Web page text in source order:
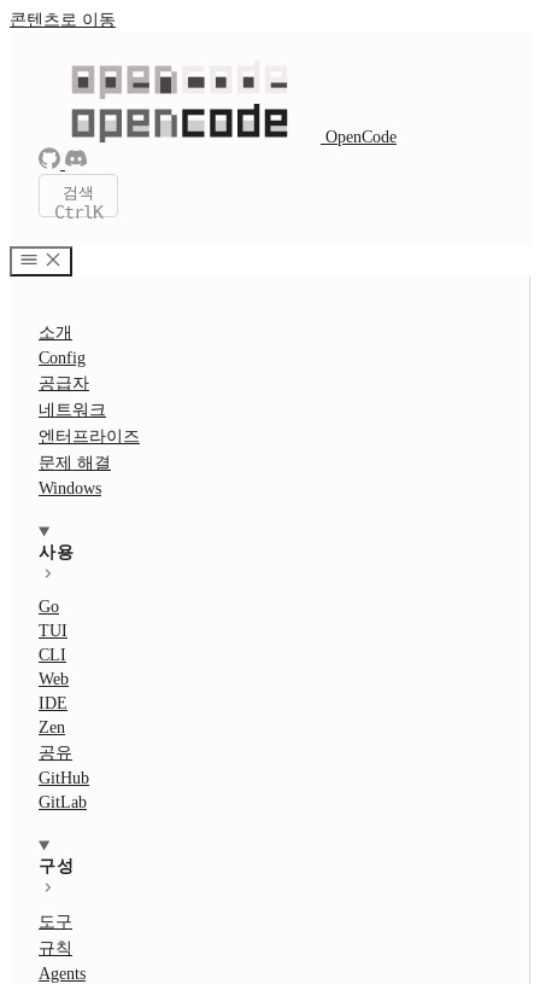
콘텐츠로 이동
OpenCode
검색
CtrlK
소개
Config
공급자
네트워크
엔터프라이즈
문제 해결
Windows
사용
Go
TUI
CLI
Web
IDE
Zen
공유
GitHub
GitLab
구성
도구
규칙
Agents